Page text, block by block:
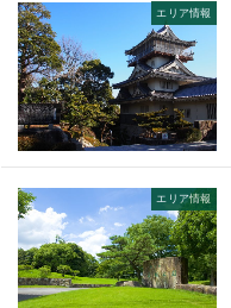
エリア情報
エリア情報